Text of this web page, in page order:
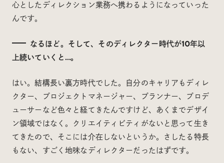
心としたディレクション業務へ携わるようになっていった
んです。
なるほど。そして、そのディレクター時代が10年以
上続いていくと…。
はい。結構長い裏方時代でした。自分のキャリアもディレ
クター、プロジェクトマネージャー、プランナー、プロデ
ューサーなど色々と経てきたんですけど、あくまでデザイ
ン領域ではなく。クリエイティビティがないと思って生き
てきたので、そこには介在しないというか。さしたる特長
もない、すごく地味なディレクターだったはずです。